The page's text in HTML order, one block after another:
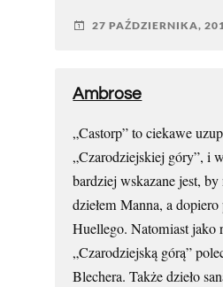
27 PAŹDZIERNIKA,
Ambrose
„Castorp” to ciekawe
„Czarodziejskiej góry”, i
bardziej wskazane jest,
dziełem Manna, a
Huellego. Natomiast jako
„Czarodziejską górą”
Blechera. Także dzieło